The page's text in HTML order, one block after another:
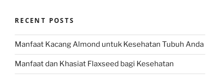
RECENT POSTS
Manfaat Kacang Almond untuk Kesehatan Tubuh Anda
Manfaat dan Khasiat Flaxseed bagi Kesehatan